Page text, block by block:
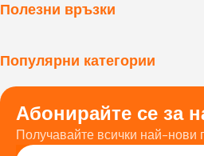
Полезни връзки
Популярни категории
Абонирайте се за
Получавайте всички най-нови